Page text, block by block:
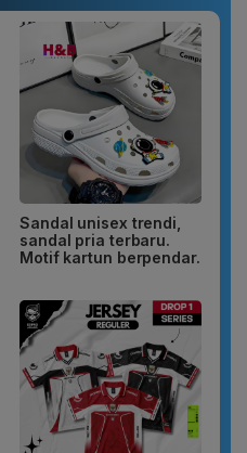
Sandal unisex trendi,
sandal pria terbaru.
Motif kartun berpendar.